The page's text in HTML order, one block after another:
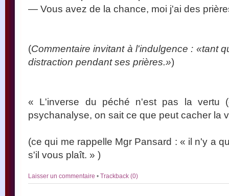
— Vous avez de la chance, moi j'ai des
(Commentaire invitant à l'indulgence : «tant
distraction pendant ses prières.»)
« L'inverse du péché n'est pas la vertu
psychanalyse, on sait ce que peut cacher la
(ce qui me rappelle Mgr Pansard : « il n'y a
s'il vous plaît. » )
Laisser un commentaire • Trackback (0)